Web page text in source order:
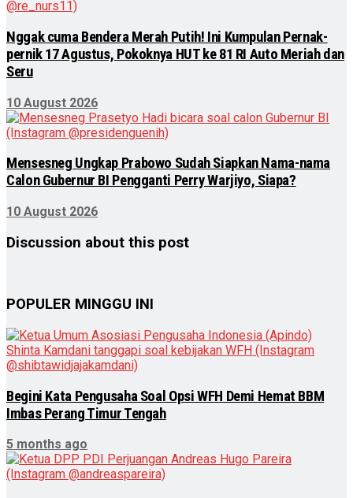
Nggak cuma Bendera Merah Putih! Ini Kumpulan Pernak-
pernik 17 Agustus, Pokoknya HUT ke 81 RI Auto Meriah dan
Seru
10 August 2026
Mensesneg Ungkap Prabowo Sudah Siapkan Nama-nama
Calon Gubernur BI Pengganti Perry Warjiyo, Siapa?
10 August 2026
Discussion about this post
POPULER MINGGU INI
Begini Kata Pengusaha Soal Opsi WFH Demi Hemat BBM
Imbas Perang Timur Tengah
5 months ago